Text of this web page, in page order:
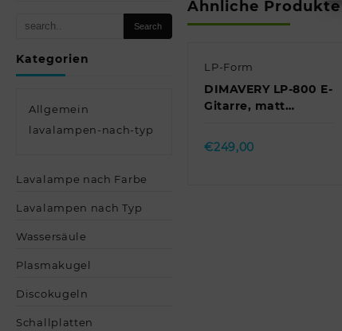
Kategorien
Allgemein
lavalampen-nach-typ
Lavalampe nach Farbe
Lavalampen nach Typ
Wassersäule
Plasmakugel
Discokugeln
Schallplatten
Ähnliche Produkte
LP-Form
DIMAVERY LP-800 E-
Gitarre, matt
DIMAVERY LP-800 E-
Guitar, satin black
€249,00